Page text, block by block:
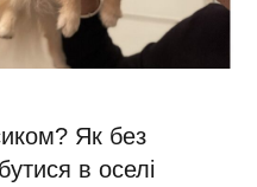
Як без
в оселі